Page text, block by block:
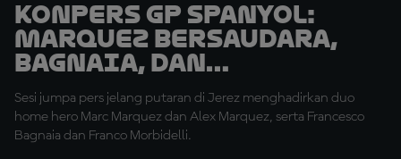
Konpers GP Spanyol:
Marquez Bersaudara,
Bagnaia, dan
Morbidelli
Sesi jumpa pers jelang putaran di Jerez menghadirkan duo
home hero Marc Marquez dan Alex Marquez, serta Francesco
Bagnaia dan Franco Morbidelli.